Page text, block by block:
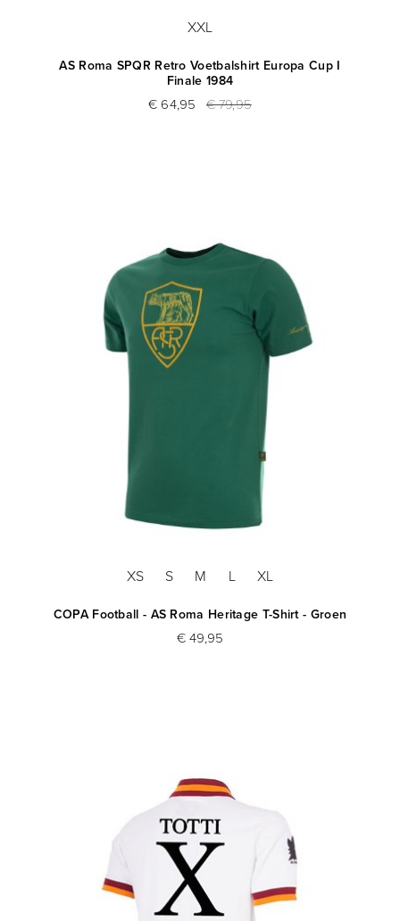
XXL
AS Roma SPQR Retro Voetbalshirt Europa Cup I
Finale 1984
€ 64,95 € 79,95
XS S M L XL
COPA Football - AS Roma Heritage T-Shirt - Groen
€ 49,95